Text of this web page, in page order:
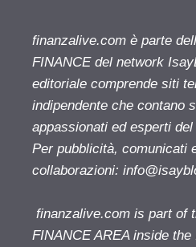
finanzalive.com è parte
FINANCE del network
editoriale comprende siti
indipendente che contano
appassionati ed esperti del
Per pubblicità, comunicati
collaborazioni:
finanzalive.com is part of
FINANCE AREA inside